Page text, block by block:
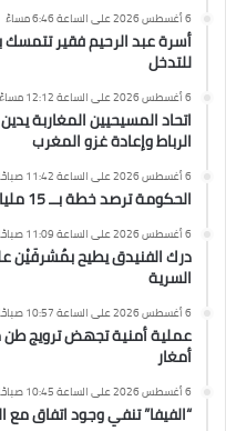
6 أغسطس 2026 على الساعة 6:46 مساءً
أسرة عبد الرحيم فقير تتمسك
للتدخل
6 أغسطس 2026 على الساعة 12:12 مساءً
اتحاد المسيحيين المغاربة
الرباط وإعادة غزو المغرب
6 أغسطس 2026 على الساعة 11:42 صباحًا
الحكومة ترصد خطة بــ 15 مليار درهم لإنعاش التشغيل وإدماج الشباب
6 أغسطس 2026 على الساعة 11:09 صباحًا
درك الفنيدق يطيح
السرية
6 أغسطس 2026 على الساعة 10:57 صباحًا
عملية أمنية تجهض ترويج طن
أمغار
6 أغسطس 2026 على الساعة 10:45 صباحًا
“الفيفا” تنفي وجود اتفاق مع